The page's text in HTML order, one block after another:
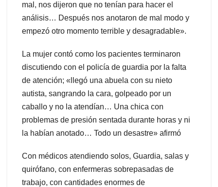
mal, nos dijeron que no tenían para hacer el
análisis… Después nos anotaron de mal modo y
empezó otro momento terrible y desagradable».
La mujer contó como los pacientes terminaron
discutiendo con el policía de guardia por la falta
de atención; «llegó una abuela con su nieto
autista, sangrando la cara, golpeado por un
caballo y no la atendían… Una chica con
problemas de presión sentada durante horas y ni
la habían anotado… Todo un desastre» afirmó
Con médicos atendiendo solos, Guardia, salas y
quirófano, con enfermeras sobrepasadas de
trabajo, con cantidades enormes de